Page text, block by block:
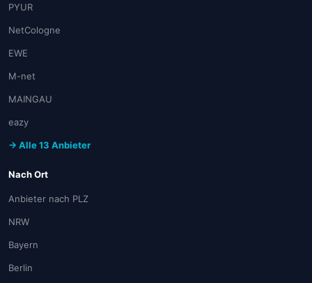
PYUR
NetCologne
EWE
M-net
MAINGAU
eazy
→ Alle 13 Anbieter
Nach Ort
Anbieter nach PLZ
NRW
Bayern
Berlin